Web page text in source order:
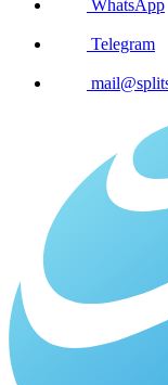
WhatsApp
Telegram